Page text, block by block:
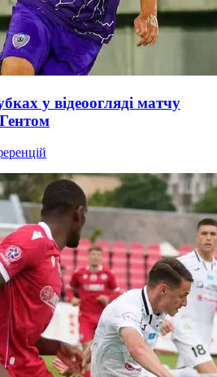
у відеоогляді матчу